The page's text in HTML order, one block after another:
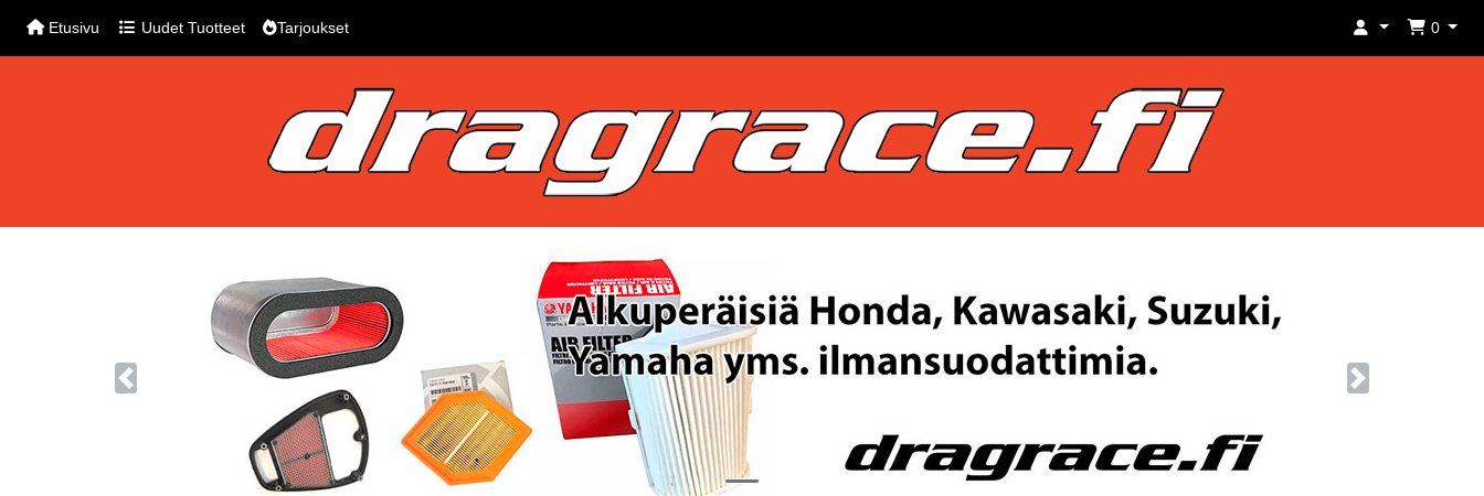
Etusivu Uudet Tuotteet Tarjoukset 0
Previous Next